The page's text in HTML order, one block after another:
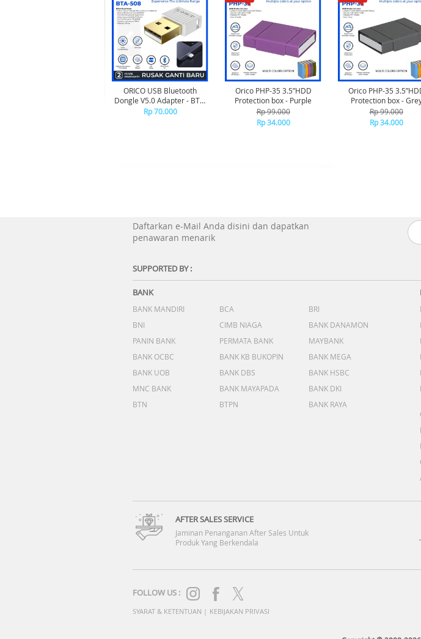
ORICO USB Bluetooth
Dongle V5.0 Adapter - BTA-
508 - WHITE
Rp 70.000
Orico PHP-35 3.5”HDD
Protection box - Purple
Rp 99.000
Rp 34.000
Orico PHP-35
Protection box -
Rp 99.000
Rp 34.000
Daftarkan e-Mail Anda disini dan dapatkan
penawaran menarik
SUPPORTED BY :
BANK
BANK MANDIRI BCA
BRI
BNI
CIMB NIAGA
BANK DANAMON
PANIN BANK
PERMATA BANK
MAYBANK
BANK OCBC
BANK KB BUKOPIN
BANK MEGA
BANK UOB
BANK DBS
BANK HSBC
MNC BANK
BANK MAYAPADA
BANK DKI
BTN
BTPN BANK RAYA
AFTER SALES SERVICE
Jaminan Penanganan After Sales Untuk
Produk Yang Berkendala
FOLLOW US :
SYARAT & KETENTUAN | KEBIJAKAN PRIVASI